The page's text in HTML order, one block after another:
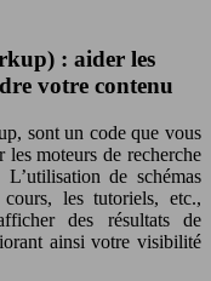
: aider les
votre contenu
sont un code que vous
moteurs de recherche
de schémas
les tutoriels, etc.,
des résultats de
ainsi votre visibilité